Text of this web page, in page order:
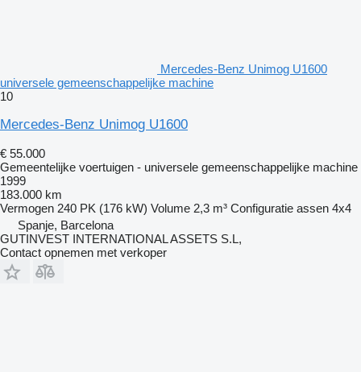
Mercedes-Benz Unimog U1600
universele gemeenschappelijke machine
10
Mercedes-Benz Unimog U1600
€ 55.000
Gemeentelijke voertuigen - universele gemeenschappelijke machine
1999
183.000 km
Vermogen 240 PK (176 kW) Volume 2,3 m³ Configuratie assen 4x4
Spanje, Barcelona
GUTINVEST INTERNATIONAL ASSETS S.L,
Contact opnemen met verkoper